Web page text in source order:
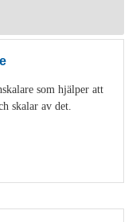
som hjälper att
skalar av det.